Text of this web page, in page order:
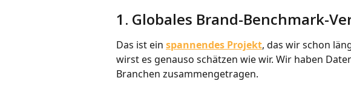
1. Globales Brand-Benchmark-
Das ist ein spannendes Projekt, das wir schon
wirst es genauso schätzen wie wir. Wir haben
Branchen zusammengetragen.